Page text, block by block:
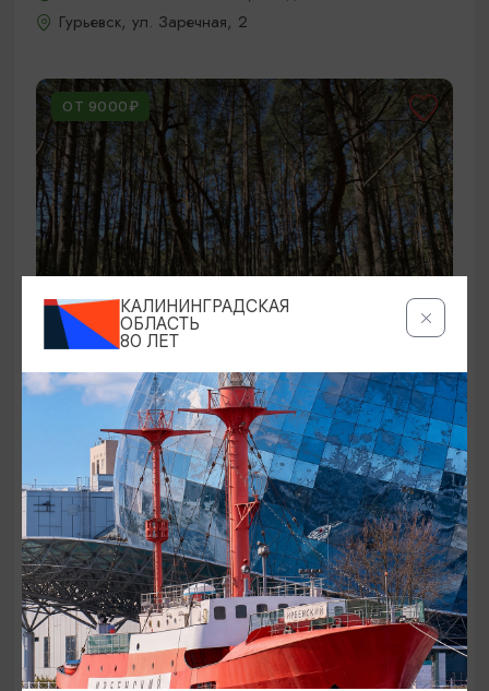
Гурьевск, ул. Заречная, 2
ОТ 9000₽
ЭКСКУРСИИ УЧРЕЖДЕНИЙ КУЛЬТУРЫ
Аудиоспектакль «Истории Куршской
косы»
01.02.2026 - 31.12.2026, 13:00
Куршская коса
ОТ 2500₽
КАЛИНИНГРАДСКАЯ
ОБЛАСТЬ
80 ЛЕТ